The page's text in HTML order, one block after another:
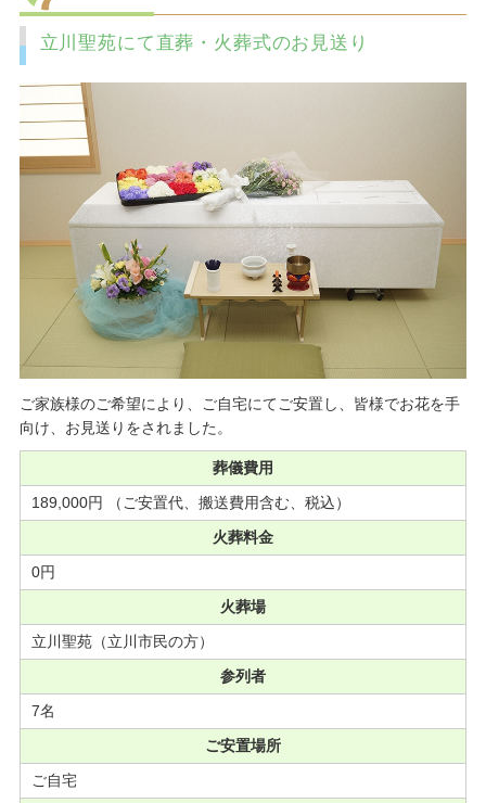
立川聖苑にて直葬・火葬式のお見送り
ご家族様のご希望により、ご自宅にてご安置し、皆様でお花を手
向け、お見送りをされました。
葬儀費用
189,000円 （ご安置代、搬送費用含む、税込）
火葬料金
0円
火葬場
立川聖苑（立川市民の方）
参列者
7名
ご安置場所
ご自宅